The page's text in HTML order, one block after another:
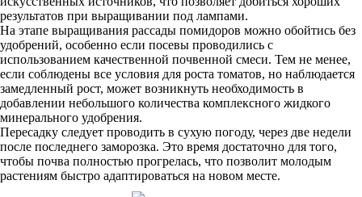
результатов при выращивании под лампами.
На этапе выращивания рассады помидоров можно обойтись без
удобрений, особенно если посевы проводились с
использованием качественной почвенной смеси. Тем не менее,
если соблюдены все условия для роста томатов, но наблюдается
замедленный рост, может возникнуть необходимость в
добавлении небольшого количества комплексного жидкого
минерального удобрения.
Пересадку следует проводить в сухую погоду, через две недели
после последнего заморозка. Это время достаточно для того,
чтобы почва полностью прогрелась, что позволит молодым
растениям быстро адаптироваться на новом месте.